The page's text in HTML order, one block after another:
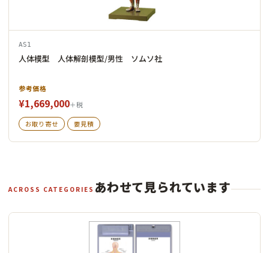
AS1
人体模型 人体解剖模型/男性 ソムソ社
参考価格
¥1,669,000＋税
お取り寄せ 要見積
ACROSS CATEGORIES あわせて見られています